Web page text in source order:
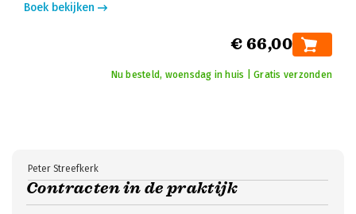
Boek bekijken
€ 66,00
Nu besteld, woensdag in huis | Gratis verzonden
Contracten in de praktijk
Peter Streefkerk